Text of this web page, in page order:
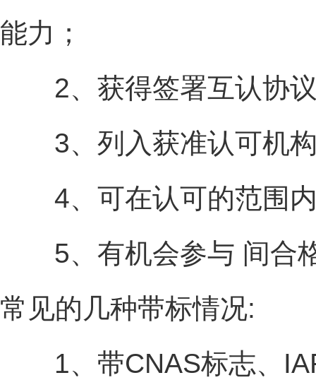
能力；
2、获得签署互认协议
3、列入获准认可机构
4、可在认可的范围内
5、有机会参与 间合格
常见的几种带标情况:
1、带CNAS标志、IAF